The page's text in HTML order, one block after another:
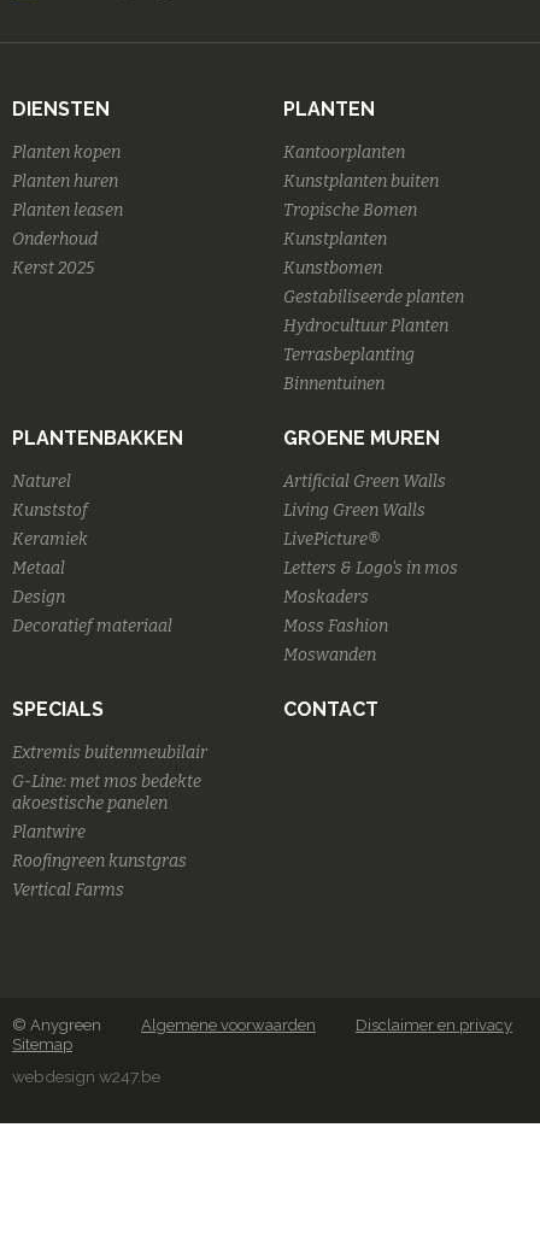
DIENSTEN
Planten kopen
Planten huren
Planten leasen
Onderhoud
Kerst 2025
PLANTEN
Kantoorplanten
Kunstplanten buiten
Tropische Bomen
Kunstplanten
Kunstbomen
Gestabiliseerde planten
Hydrocultuur Planten
Terrasbeplanting
Binnentuinen
PLANTENBAKKEN
Naturel
Kunststof
Keramiek
Metaal
Design
Decoratief materiaal
GROENE MUREN
Artificial Green Walls
Living Green Walls
LivePicture®
Letters & Logo's in mos
Moskaders
Moss Fashion
Moswanden
SPECIALS
Extremis buitenmeubilair
G-Line: met mos bedekte
akoestische panelen
Plantwire
Roofingreen kunstgras
Vertical Farms
CONTACT
© Anygreen Algemene voorwaarden
Disclaimer en privacy
Sitemap
webdesign w247.be